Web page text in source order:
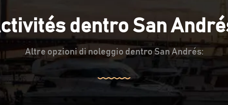
dentro San
Altre opzioni di noleggio dentro San Andrés: